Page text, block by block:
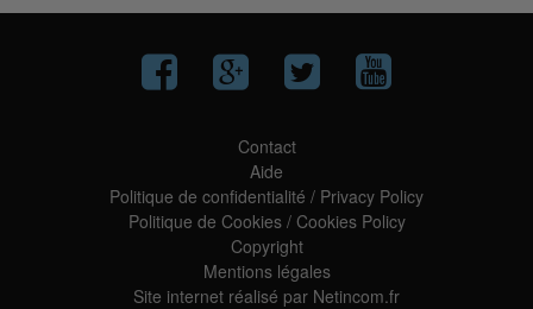
Contact
Aide
Politique de confidentialité / Privacy Policy
Politique de Cookies/ Cookies Policy
Copyright
Mentions légales
Site internet réalisé par Netincom.fr